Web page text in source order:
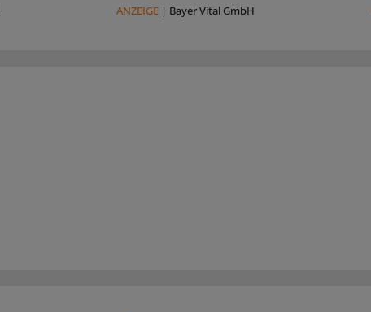
ANZEIGE | Bayer Vital GmbH